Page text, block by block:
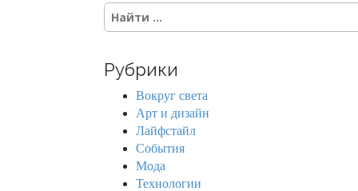
S
e
c
Рубрики
Вокруг света
Арт и дизайн
Лайфстайл
События
Мода
Технологии